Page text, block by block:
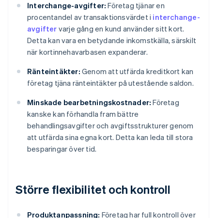
Interchange-avgifter: Företag tjänar en
procentandel av transaktionsvärdet i interchange-
avgifter varje gång en kund använder sitt kort.
Detta kan vara en betydande inkomstkälla, särskilt
när kortinnehavarbasen expanderar.
Ränteintäkter: Genom att utfärda kreditkort kan
företag tjäna ränteintäkter på utestående saldon.
Minskade bearbetningskostnader: Företag
kanske kan förhandla fram bättre
behandlingsavgifter och avgiftsstrukturer genom
att utfärda sina egna kort. Detta kan leda till stora
besparingar över tid.
Större flexibilitet och kontroll
Produktanpassning: Företag har full kontroll över